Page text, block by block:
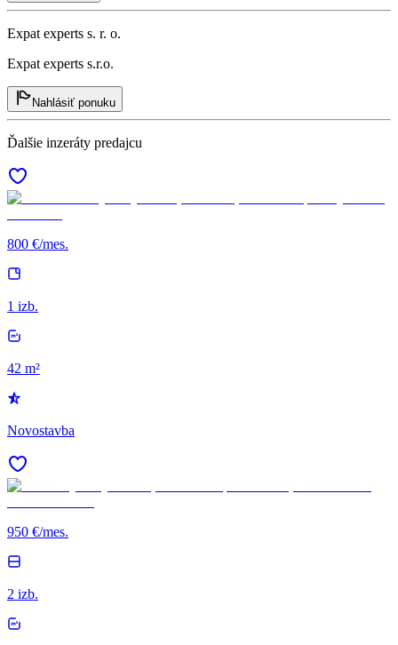
Expat experts s. r. o.
Expat experts s.r.o.
Nahlásiť ponuku
Ďalšie inzeráty predajcu
800 €/mes.
1 izb.
42 m²
Novostavba
950 €/mes.
2 izb.